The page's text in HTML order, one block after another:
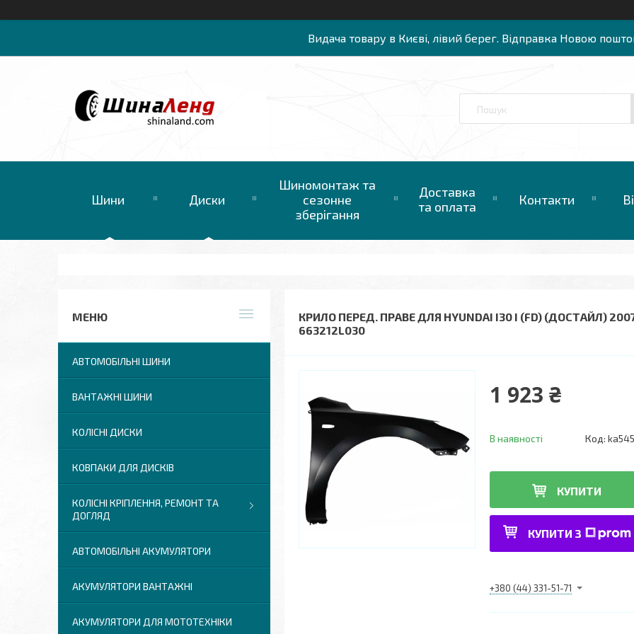
Видача товару в Києві, лівий берег. Відправка Новою
Шини Диски
Шиномонтаж та
сезонне
зберігання
Доставка
та оплата
Контакти
КРИЛО ПЕРЕД. ПРАВЕ ДЛЯ HYUNDAI I30 I (FD) (ДОСТАЙЛ)
663212L030
1 923 ₴
В наявності Код: ka545
КУПИТИ
КУПИТИ З
+380 (44) 331-51-71
АВТОМОБІЛЬНІ ШИНИ
ВАНТАЖНІ ШИНИ
КОЛІСНІ ДИСКИ
КОВПАКИ ДЛЯ ДИСКІВ
КОЛІСНІ КРІПЛЕННЯ, РЕМОНТ ТА
ДОГЛЯД
АВТОМОБІЛЬНІ АКУМУЛЯТОРИ
АКУМУЛЯТОРИ ВАНТАЖНІ
АКУМУЛЯТОРИ ДЛЯ МОТОТЕХНІКИ